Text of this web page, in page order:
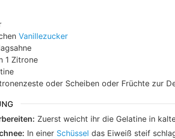
Vanillezucker
1 Zitrone
oder Scheiben oder Früchte zur
Zuerst weicht ihr die Gelatine in
In einer Schüssel das Eiweiß steif